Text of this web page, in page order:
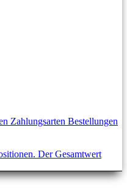
Zahlungsarten Bestellungen
Der Gesamtwert